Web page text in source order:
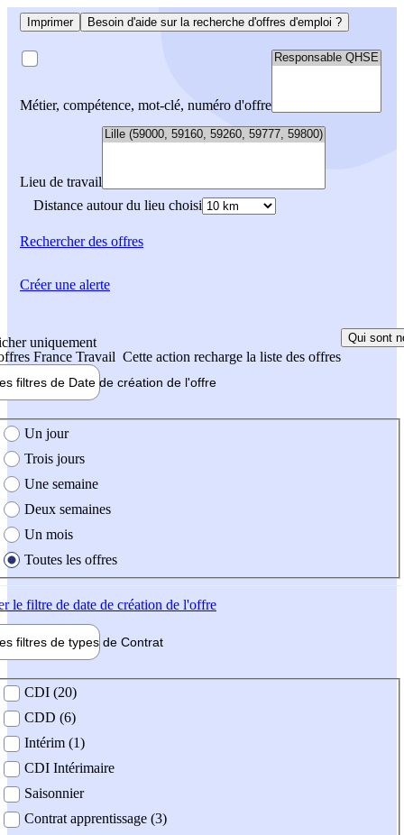
Imprimer Besoin d'aide sur la recherche d'offres d'emploi ?
Métier, compétence, mot-clé, numéro d'offre
Lieu de travail
Distance autour du lieu choisi
Rechercherdes offres
uniquement
France Travail Cette action recharge la liste des offres
Qui sont
filtres de Date de création de l'offre
création de l'offre
Un jour
Trois jours
Une semaine
Deux semaines
Un mois
Toutes les offres
le filtre de date de création de l'offre
filtres de types de Contrat
contrat
CDI (20)
CDD (6)
Intérim (1)
CDI Intérimaire
Saisonnier
Contrat apprentissage (3)
Créer une alerte